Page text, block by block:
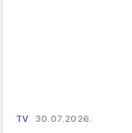
TV 30.07.2026.